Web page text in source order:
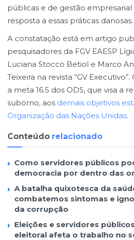
públicas e de gestão
resposta a essas práticas danosas.
A constatação está em artigo
pesquisadores da FGV EAESP
Luciana Stocco Betiol e Marco
Teixeira na revista “GV
a meta 16.5 dos ODS, que visa a
suborno, aos demais objetivos
Organização das Nações Unidas.
Conteúdo relacionado
Como servidores públicos
democracia por dentro das
A batalha quixotesca da
combatemos sintomas e
da corrupção
Eleições e servidores
eleitoral afeta o trabalho no